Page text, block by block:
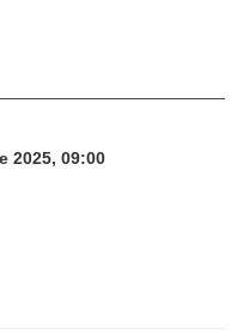
2025, 09:00